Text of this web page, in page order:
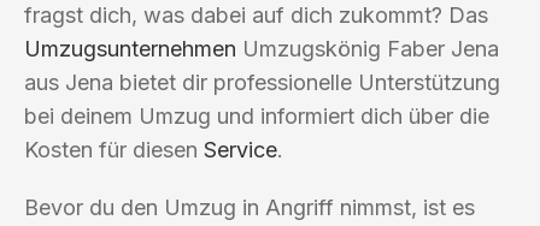
fragst dich, was dabei auf dich zukommt? Das
Umzugsunternehmen Umzugskönig Faber Jena
aus Jena bietet dir professionelle Unterstützung
bei deinem Umzug und informiert dich über die
Kosten für diesen Service.
Bevor du den Umzug in Angriff nimmst, ist es